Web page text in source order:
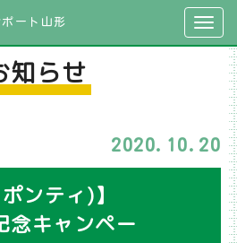
ート山形
知らせ
2020.10.20
ンティ)】
念キャンペー